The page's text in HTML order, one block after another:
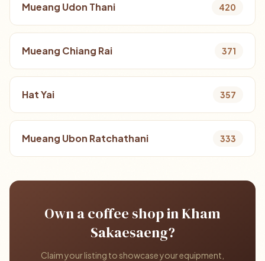
Mueang Udon Thani 420
Mueang Chiang Rai 371
Hat Yai 357
Mueang Ubon Ratchathani 333
Own a coffee shop in Kham
Sakaesaeng?
Claim your listing to showcase your equipment,